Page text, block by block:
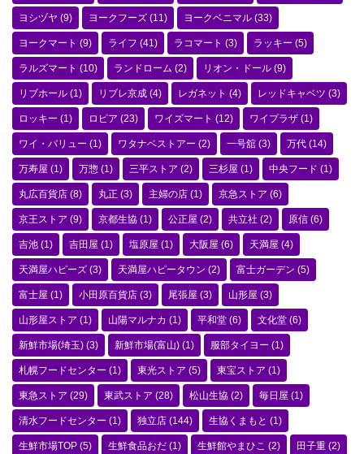
ヨシヅヤ (9) ヨークフーズ (11) ヨークベニマル (33)
ヨークマート (9) ライフ (41) ラコマート (3) ラッキー (5)
ラルズマート (10) ランドローム (2) リオン・ドール (9)
リブホール (1) リブレ京成 (4) レガネット (4) レッドキャベツ (3)
ロッキー (1) ロピア (23) ワイズマート (12) ワイプラザ (1)
ワイ・バリュー (1) ワタナベストアー (2) 一号舘 (3) 万代 (14)
万寿屋 (1) 万惣 (1) 三平ストア (2) 三杉屋 (1) 中央フード (1)
丸広百貨店 (8) 丸正 (3) 主婦の店 (1) 京急ストア (6)
京王ストア (9) 京都生協 (1) 公正屋 (2) 共立社 (2) 原信 (6)
吉池 (1) 吉田屋 (1) 塩原屋 (1) 大阪屋 (6) 天満屋 (4)
天満屋ハピーズ (3) 天満屋ハピータウン (2) 富士ガーデン (5)
富士屋 (1) 小田原百貨店 (3) 尾張屋 (3) 山形屋 (3)
山形屋ストア (1) 山陽マルナカ (1) 平和堂 (6) 文化堂 (6)
新鮮市場(埼玉) (3) 新鮮市場(富山) (1) 服部タイヨー (1)
札幌フードセンター (1) 東光ストア (5) 東宝ストア (1)
東急ストア (29) 東武ストア (28) 松山生協 (2) 毎日屋 (1)
清水フードセンター (1) 独立店 (144) 生協くまもと (1)
生鮮市場TOP (5) 生鮮食品おだ (1) 生鮮館やまひこ (2) 田子重 (2)